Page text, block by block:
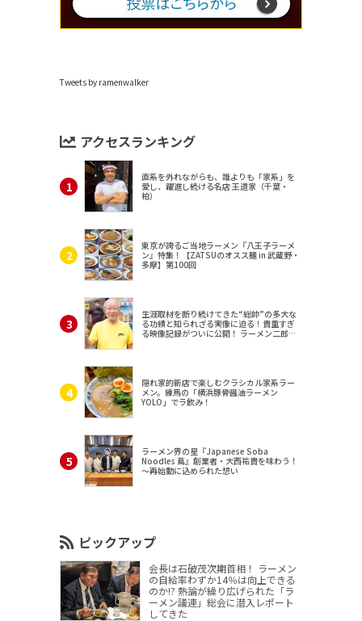
Tweets by ramenwalker
アクセスランキング
直系を外れながらも、誰よりも「家系」を
愛し、躍進し続ける名店 王道家（千葉・
柏）
東京が誇るご当地ラーメン『八王子ラーメ
ン』特集！【ZATSUのオスス麺 in 武蔵野・
多摩】第100回
生涯取材を断り続けてきた“総帥”の多大な
る功績と知られざる実像に迫る！貴重すぎ
る映像記録がついに公開！ ラーメン二郎
隠れ家的新店で楽しむクラシカル家系ラー
メン。練馬の「横浜豚骨醤油ラーメン
YOLO」でラ飲み！
ラーメン界の星『Japanese Soba
Noodles 蔦』創業者・大西祐貴を味わう！
～再始動に込められた想い
ピックアップ
会長は石破茂次期首相！ ラーメン
の自給率わずか14％は向上できる
のか!? 熱論が繰り広げられた「ラ
ーメン議連」総会に潜入レポート
してきた